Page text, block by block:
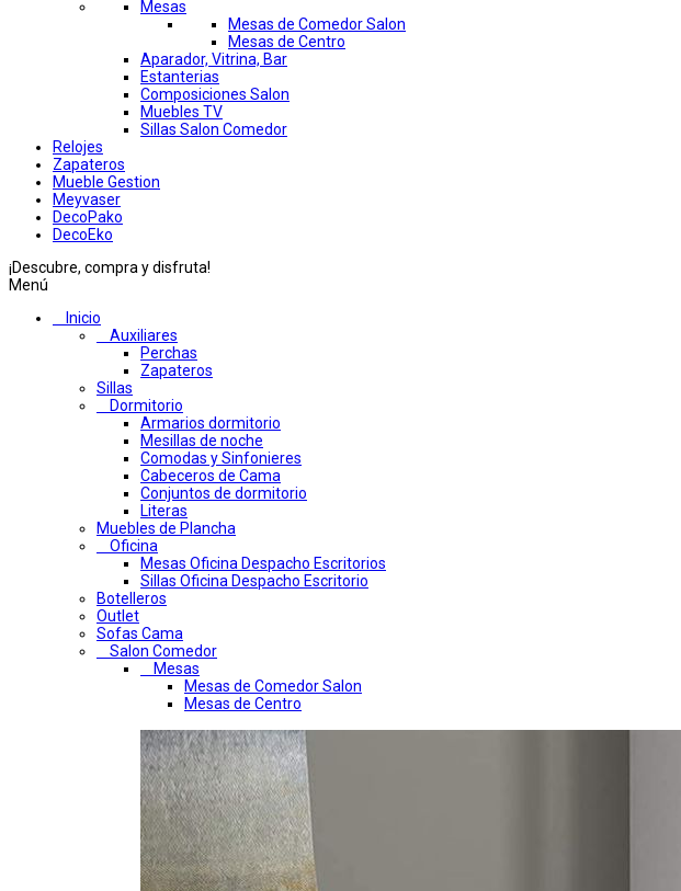
Mesas
Mesas de Comedor Salon
Mesas de Centro
Aparador, Vitrina, Bar
Estanterias
Composiciones Salon
Muebles TV
Sillas Salon Comedor
Relojes
Zapateros
Mueble Gestion
Meyvaser
DecoPako
DecoEko
¡Descubre, compra y disfruta!
Menú
Inicio
Auxiliares
Perchas
Zapateros
Sillas
Dormitorio
Armarios dormitorio
Mesillas de noche
Comodas y Sinfonieres
Cabeceros de Cama
Conjuntos de dormitorio
Literas
Muebles de Plancha
Oficina
Mesas Oficina Despacho Escritorios
Sillas Oficina Despacho Escritorio
Botelleros
Outlet
Sofas Cama
Salon Comedor
Mesas
Mesas de Comedor Salon
Mesas de Centro